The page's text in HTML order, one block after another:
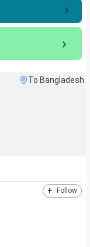
To Bangladesh
+ Follow